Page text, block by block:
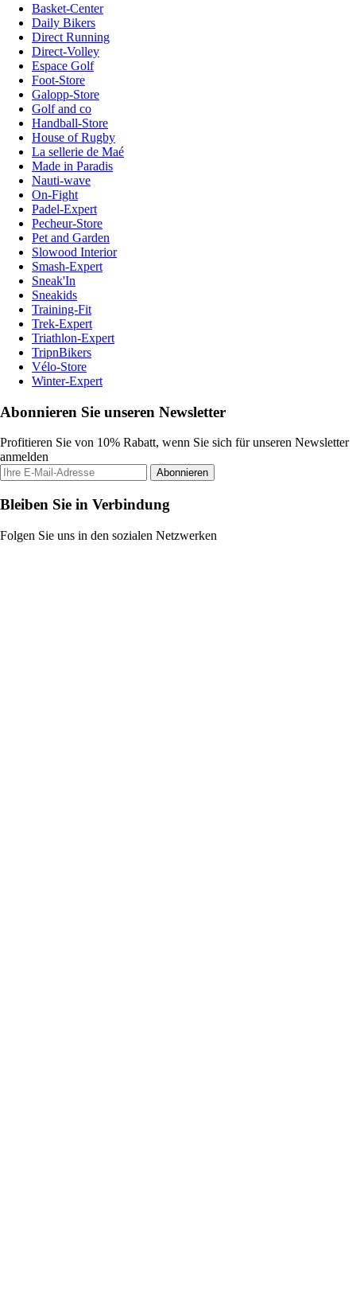
Basket-Center
Daily Bikers
Direct Running
Direct-Volley
Espace Golf
Foot-Store
Galopp-Store
Golf and co
Handball-Store
House of Rugby
La sellerie de Maé
Made in Paradis
Nauti-wave
On-Fight
Padel-Expert
Pecheur-Store
Pet and Garden
Slowood Interior
Smash-Expert
Sneak'In
Sneakids
Training-Fit
Trek-Expert
Triathlon-Expert
TripnBikers
Vélo-Store
Winter-Expert
Abonnieren Sie unseren Newsletter
Profitieren Sie von 10% Rabatt, wenn Sie sich für unseren Newsletter
anmelden
Abonnieren
Bleiben Sie in Verbindung
Folgen Sie uns in den sozialen Netzwerken